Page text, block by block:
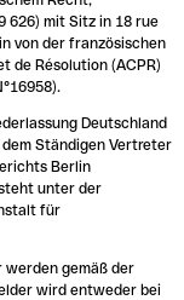
626) mit Sitz in 18 rue
von der französischen
de Résolution (ACPR)
Deutschland
Ständigen Vertreter
Berlin
unter der
für
werden gemäß der
wird entweder bei